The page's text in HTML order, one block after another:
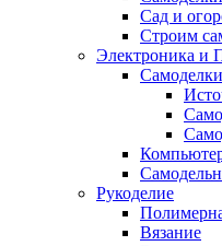
Сад и
Строим
Электроника и
Рукоделие
Вязание